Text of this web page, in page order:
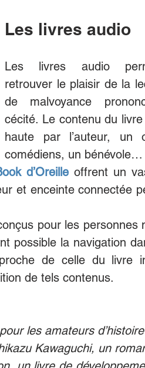
Les livres audio
Les livres audio
retrouver le plaisir de la
de malvoyance
cécité. Le contenu du
haute par l’auteur, un
comédiens, un bénévole…
d’Oreille offrent un
et enceinte connectée
pour les personnes
possible la navigation
de celle du livre
de tels contenus.
les amateurs
Kawaguchi, un